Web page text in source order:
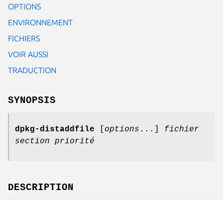
OPTIONS
ENVIRONNEMENT
FICHIERS
VOIR AUSSI
TRADUCTION
SYNOPSIS
dpkg-distaddfile options ...] fichier
section priorité
DESCRIPTION